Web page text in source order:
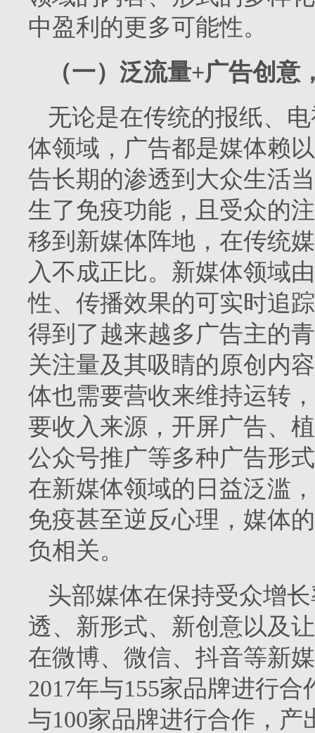
中盈利的更多可能性。
（一）泛流量+广告创
无论是在传统的报纸、
体领域，广告都是媒体赖
告长期的渗透到大众生活
生了免疫功能，且受众的
移到新媒体阵地，在传统
入不成正比。新媒体领域
性、传播效果的可实时追
得到了越来越多广告主的
关注量及其吸睛的原创内
体也需要营收来维持运转
要收入来源，开屏广告、
公众号推广等多种广告形
在新媒体领域的日益泛滥
免疫甚至逆反心理，媒体
负相关。
头部媒体在保持受众增
透、新形式、新创意以及
在微博、微信、抖音等新
2017年与155家品牌进行合
与100家品牌进行合作，产